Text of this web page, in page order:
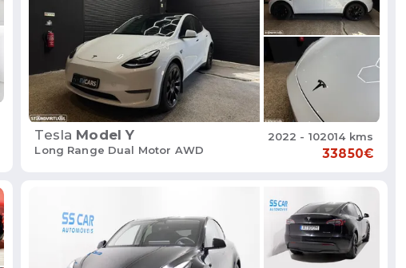
Tesla Model Y
Long Range Dual Motor AWD
2022 - 102014 kms
33850€